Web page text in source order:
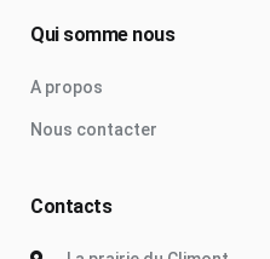
Qui somme nous
A propos
Nous contacter
Contacts